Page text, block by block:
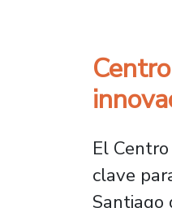
El
clave
Santiago